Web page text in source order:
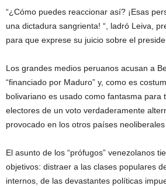
“¿Cómo puedes reaccionar así? ¡Esas
una dictadura sangrienta! “, ladró Leiva,
para que exprese su juicio sobre el
Los grandes medios peruanos acusan a
“financiado por Maduro” y, como es
bolivariano es usado como fantasma para
electores de un voto verdaderamente
provocado en los otros países neoliberales
El asunto de los “prófugos” venezolanos
objetivos: distraer a las clases populares
internos, de las devastantes políticas